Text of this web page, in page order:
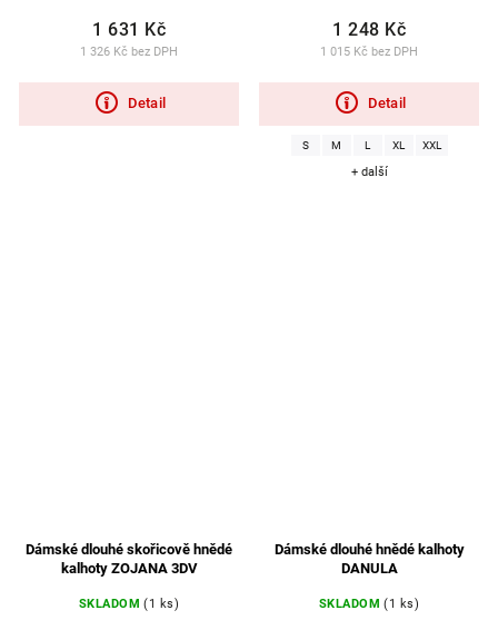
1 326 Kč bez DPH
1 631 Kč
Detail
1 015 Kč bez DPH
1 248 Kč
Detail
S M L XL XXL
+ další
Dámské dlouhé skořicově hnědé
kalhoty ZOJANA 3DV
SKLADOM (1 ks)
Dámské dlouhé hnědé kalhoty
DANULA
SKLADOM (1 ks)